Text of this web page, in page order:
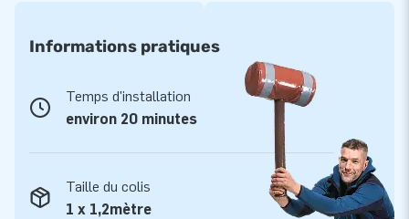
cette belle attraction. Commandez votre boule de neige
professionnelle maintenant!
Informations pratiques
Temps d'installation
environ 20 minutes
Taille du colis
1 x 1,2mètre